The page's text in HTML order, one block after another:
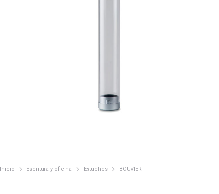
Estás aquí:
Inicio Escritura y oficina Estuches BOUVIER